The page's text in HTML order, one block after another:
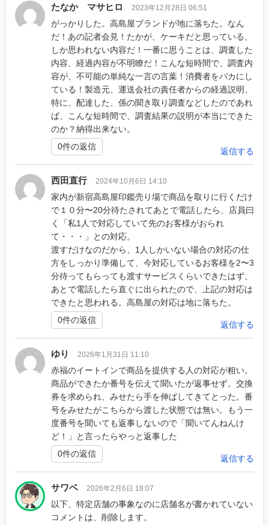
たなか マサヒロ 2023年12月28日 06:51
がっかりした。高島屋ブランドが地に落ちた。なん
だ！あの記者会見！たかが、ケーキだと思っている、
しか思われない内容だ！一番に思うことは、調査した
内容、経過内容が不明瞭だ！こんな短時間で、調査内
容が、不可能の単純な一言の言葉！消費者をバカにし
ている！製造元、運送会社の責任者からの経過説明、
特に、配達した、係の聞き取り調査などしたのであれ
ば、こんな短時間で、調査結果の説明が本当にできた
のか？納得出来ない。
返信する
0件の返信
西田直行 2024年10月6日 14:10
家内が新宿高島屋印鑑売り場で商品を取りに行くだけ
で１０分〜20分待たされてあとで電話したら、店員曰
く「私1人で対応していて先のお客様がおられ
て・・・」との対応。
渡すだけなのだから、1人しかいない場合の対応の仕
方をしっかり準備して、今対応しているお客様を2〜3
分待ってもらっても渡すサービスくらいできたはず、
あとで電話したら直ぐに出られたので、上記の対応は
できたと思われる。高島屋の対応は地に落ちた。
返信する
0件の返信
ゆり 2026年1月31日 11:10
赤福のイートインで商品を提供する人の対応が粗い。
商品ができたか番号を伝えて聞いたが返事せず。交換
券を求められ、みせたら手を伸ばしてきてとった。番
号をみせたがこちらから渡した状態では無い。もう一
度番号を聞いても返事しないので「聞いてんねんけ
ど！」と言ったらやっと返事した
返信する
0件の返信
サワベ 2026年2月6日 18:07
以下、特定店舗の事象なのに店舗名が書かれていない
コメントは、削除します。